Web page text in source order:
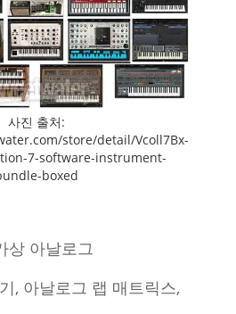
사진 출처:
store/detail/Vcoll7Bx-
7-software-instrument-
boxed
상 아날로그
, 아날로그 랩 매트릭스,